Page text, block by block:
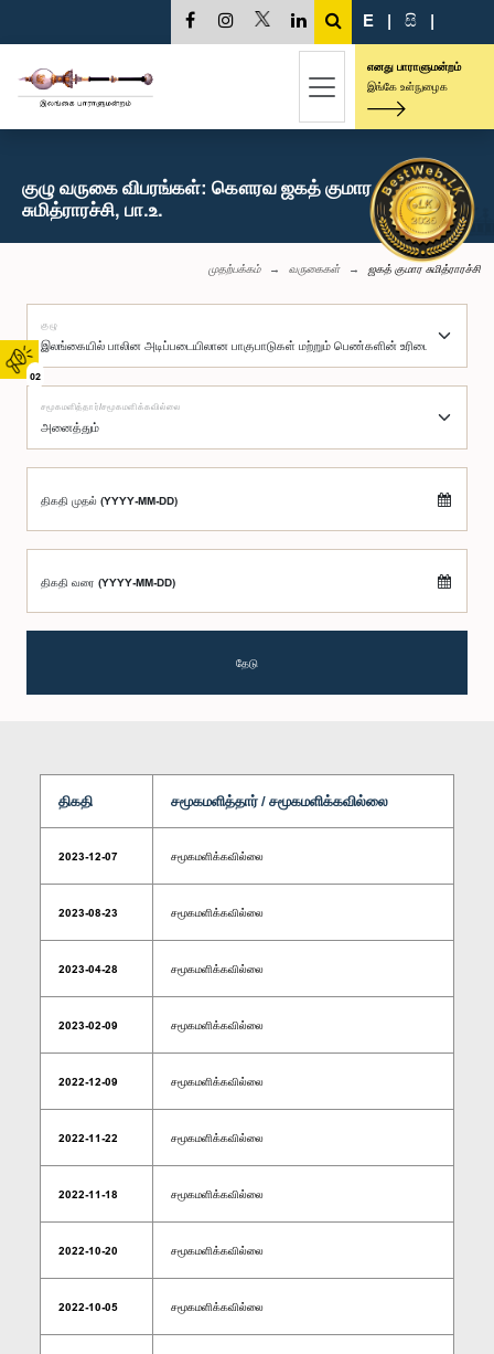
02
E | සි |
எனது பாராளுமன்றம்
இங்கே உள்நுழைக
குழு வருகை விபரங்கள்: கௌரவ ஜகத் குமார
சுமித்ராரச்சி, பா.உ.
முதற்பக்கம் வருகைகள் ஜகத் குமார சுமித்ராரச்சி
குழு
சமூகமளித்தார்/சமூகமளிக்கவில்லை
திகதி முதல் (YYYY-MM-DD)
திகதி வரை (YYYY-MM-DD)
தேடு
திகதி சமூகமளித்தார் / சமூகமளிக்கவில்லை
2023-12-07 சமூகமளிக்கவில்லை
2023-08-23 சமூகமளிக்கவில்லை
2023-04-28 சமூகமளிக்கவில்லை
2023-02-09 சமூகமளிக்கவில்லை
2022-12-09 சமூகமளிக்கவில்லை
2022-11-22 சமூகமளிக்கவில்லை
2022-11-18 சமூகமளிக்கவில்லை
2022-10-20 சமூகமளிக்கவில்லை
2022-10-05 சமூகமளிக்கவில்லை